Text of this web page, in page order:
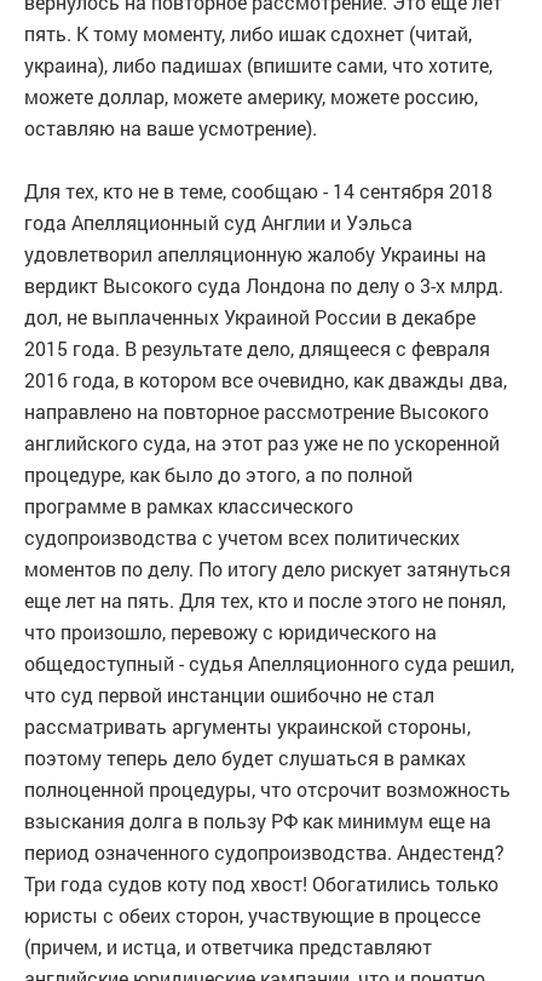
пять. К тому моменту, либо ишак сдохнет (читай,
украина), либо падишах (впишите сами, что хотите,
можете доллар, можете америку, можете россию,
оставляю на ваше усмотрение).
Для тех, кто не в теме, сообщаю - 14 сентября 2018
года Апелляционный суд Англии и Уэльса
удовлетворил апелляционную жалобу Украины на
вердикт Высокого суда Лондона по делу о 3-х млрд.
дол, не выплаченных Украиной России в декабре
2015 года. В результате дело, длящееся с февраля
2016 года, в котором все очевидно, как дважды два,
направлено на повторное рассмотрение Высокого
английского суда, на этот раз уже не по ускоренной
процедуре, как было до этого, а по полной
программе в рамках классического
судопроизводства с учетом всех политических
моментов по делу. По итогу дело рискует затянуться
еще лет на пять. Для тех, кто и после этого не понял,
что произошло, перевожу с юридического на
общедоступный - судья Апелляционного суда решил,
что суд первой инстанции ошибочно не стал
рассматривать аргументы украинской стороны,
поэтому теперь дело будет слушаться в рамках
полноценной процедуры, что отсрочит возможность
взыскания долга в пользу РФ как минимум еще на
период означенного судопроизводства. Андестенд?
Три года судов коту под хвост! Обогатились только
юристы с обеих сторон, участвующие в процессе
(причем, и истца, и ответчика представляют